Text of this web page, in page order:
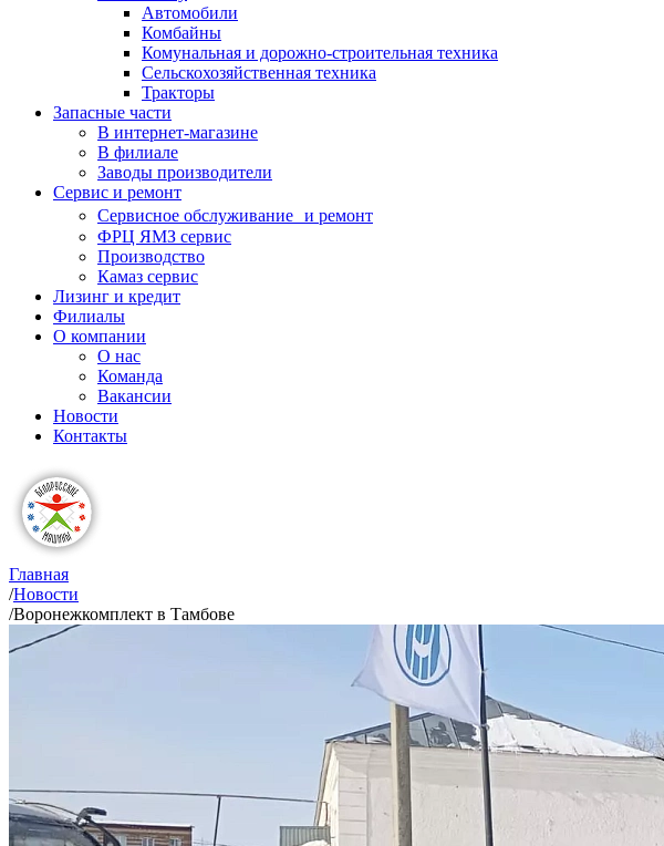
Автомобили
Комбайны
Комунальная и дорожно-строительная техника
Сельскохозяйственная техника
Тракторы
Запасные части
В интернет-магазине
В филиале
Заводы производители
Сервис и ремонт
Сервисное обслуживание и ремонт
ФРЦ ЯМЗ сервис
Производство
Камаз сервис
Лизинг и кредит
Филиалы
О компании
О нас
Команда
Вакансии
Новости
Контакты
Главная
/Новости
/Воронежкомплект в Тамбове